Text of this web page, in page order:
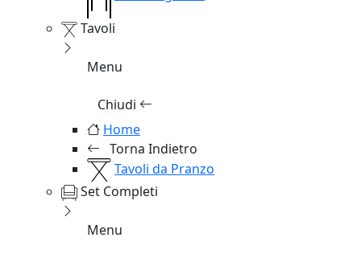
Tavoli
Menu
Chiudi
Home
Torna Indietro
Tavoli da Pranzo
Set Completi
Menu